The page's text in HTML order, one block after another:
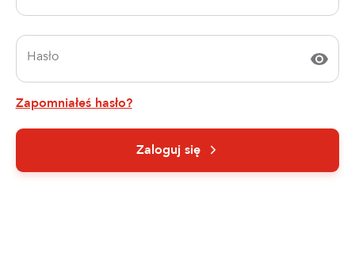
Hasło
Zapomniałeś hasło?
Zaloguj się